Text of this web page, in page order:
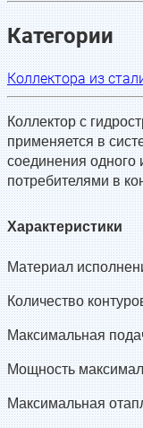
Категории
Коллектора из
Коллектор с
применяется в
соединения одного
потребителями в
Характеристики
Материал
Количество
Максимальная
Мощность
Максимальная